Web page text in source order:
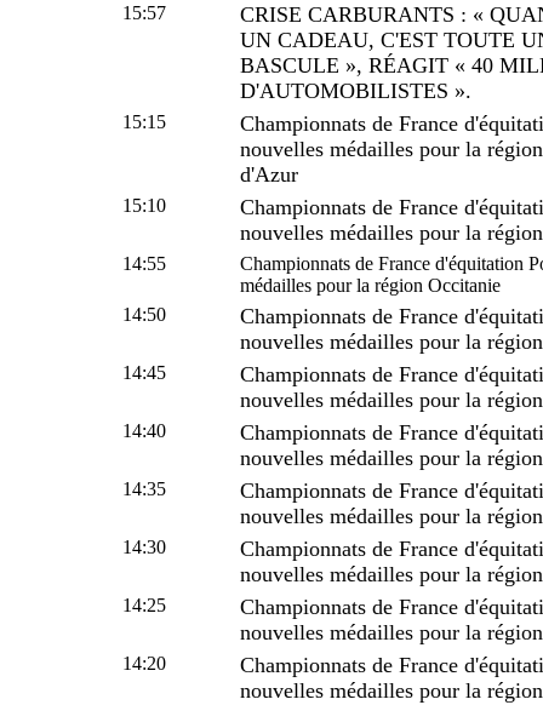
15:57
CRISE CARBURANTS : «
UN CADEAU, C'EST TOUTE
BASCULE », RÉAGIT « 40
D'AUTOMOBILISTES ».
15:15
Championnats de France
nouvelles médailles pour la
d'Azur
15:10
Championnats de France
nouvelles médailles pour la
14:55
Championnats de France d'équitation
médailles pour la région Occitanie
14:50
Championnats de France
nouvelles médailles pour la
14:45
Championnats de France
nouvelles médailles pour la
14:40
Championnats de France
nouvelles médailles pour la
14:35
Championnats de France
nouvelles médailles pour la
14:30
Championnats de France
nouvelles médailles pour la
14:25
Championnats de France
nouvelles médailles pour la
14:20
Championnats de France
nouvelles médailles pour la